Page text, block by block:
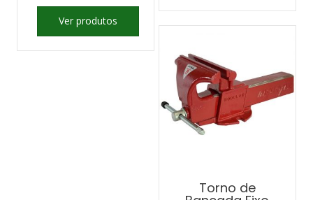
Ver produtos
Torno de